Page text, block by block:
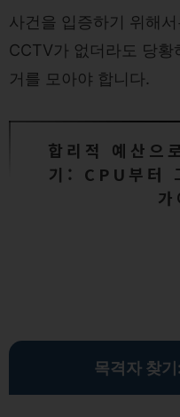
사건을 입증하기 위해
CCTV가 없더라도 당황
거를 모아야 합니다.
합리적 예산으
기: CPU부터
가
목격자 찾